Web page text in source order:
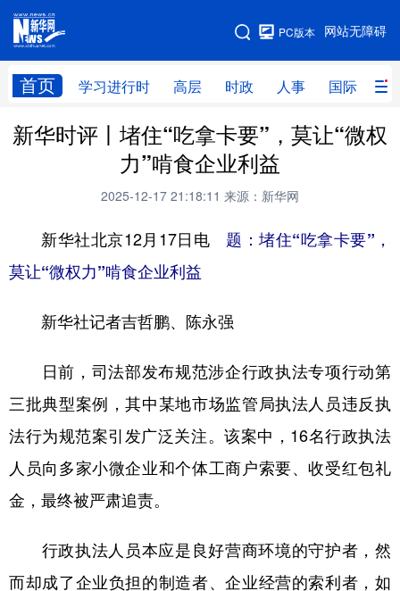
网站无障碍
PC版本
首页 学习进行时 高层 时政 人事 国际 财
网站地图
学习进行时 高层 时政 人事
财经 网评
科技 科创 量子 体育
文化
访谈 视频
食品 人居 信息化 数字经济
学术中国 乡村振兴 银龄 溯源中国
城市 旅游 能源 会展
彩票 娱乐
公益 一带一路 亚太网 上市公司
文化产业
新华时评丨堵住“吃拿卡要”，莫让“微权
力”啃食企业利益
2025-12-17 21:18:11 来源：新华网
新华社北京12月17日电 题：堵住“吃拿卡要”，
莫让“微权力”啃食企业利益
新华社记者吉哲鹏、陈永强
日前，司法部发布规范涉企行政执法专项行动第
三批典型案例，其中某地市场监管局执法人员违反执
法行为规范案引发广泛关注。该案中，16名行政执法
人员向多家小微企业和个体工商户索要、收受红包礼
金，最终被严肃追责。
行政执法人员本应是良好营商环境的守护者，然
而却成了企业负担的制造者、企业经营的索利者，如